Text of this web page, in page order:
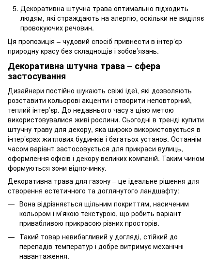
Декоративна штучна трава оптимально підходить
людям, які страждають на алергію, оскільки не виділяє
провокуючих речовин.
Ця пропозиція – чудовий спосіб привнести в інтер’єр
природну красу без складнощів і зобов’язань.
Декоративна штучна трава – сфера
застосування
Дизайнери постійно шукають свіжі ідеї, які дозволяють
розставити кольорові акценти і створити неповторний,
теплий інтер’єр. До недавнього часу з цією метою
використовувалися живі рослини. Сьогодні в тренді купити
штучну траву для декору, яка широко використовується в
інтер’єрах житлових будинків і багатьох установ. Останнім
часом варіант застосовується для прикраси вулиць,
оформлення офісів і декору великих компаній. Таким чином
формуються зони відпочинку.
Декоративна трава для газону – це ідеальне рішення для
створення естетичного та доглянутого ландшафту:
Вона відрізняється щільним покриттям, насиченим
кольором і м’якою текстурою, що робить варіант
привабливою прикрасою різних просторів.
Такий товар невибагливий у догляді, стійкий до
перепадів температур і добре витримує механічні
навантаження.